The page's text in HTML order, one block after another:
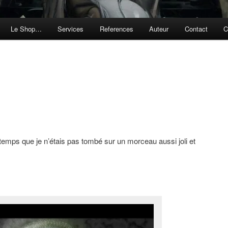
Le Shop… Services References Auteur Contact
que je n’étais pas tombé sur un morceau aussi joli et